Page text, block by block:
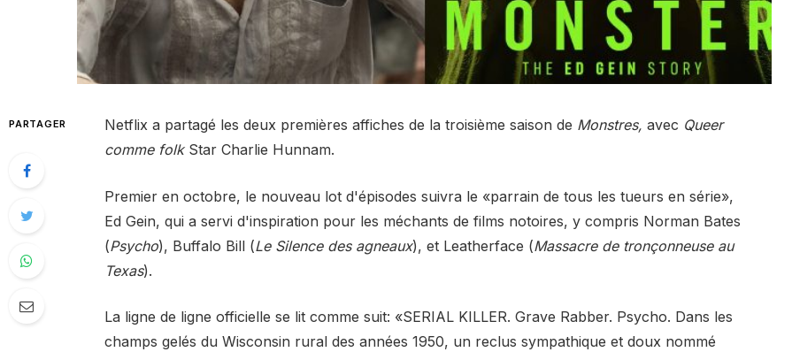
PARTAGER Netflix a partagé les deux premières affiches de la troisième saison de Monstres, avec Queer
comme folk Star Charlie Hunnam.
Premier en octobre, le nouveau lot d'épisodes suivra le «parrain de tous les tueurs en série»,
Ed Gein, qui a servi d'inspiration pour les méchants de films notoires, y compris Norman Bates
(Psycho), Buffalo Bill (Le Silence des agneaux), et Leatherface (Massacre de tronçonneuse au
Texas).
La ligne de ligne officielle se lit comme suit: «SERIAL KILLER. Grave Rabber. Psycho. Dans les
champs gelés du Wisconsin rural des années 1950, un reclus sympathique et doux nommé